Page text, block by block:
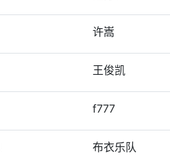
许嵩
王俊凯
f777
布衣乐队